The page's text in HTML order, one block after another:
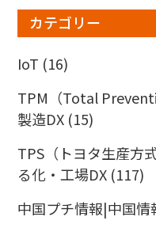
ン
ー
カテゴリー
IoT (16)
TPM（Total
製造DX (15)
TPS（トヨタ生産方
る化・工場DX (117)
中国プチ情報|中国情